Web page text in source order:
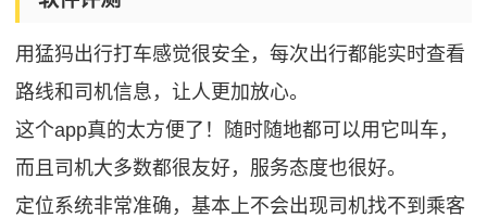
用猛犸出行打车感觉很安全，每次出行都能实时查看
路线和司机信息，让人更加放心。
这个app真的太方便了！随时随地都可以用它叫车，
而且司机大多数都很友好，服务态度也很好。
定位系统非常准确，基本上不会出现司机找不到乘客